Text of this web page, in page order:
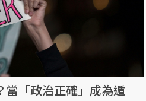
當「政治正確」成為遁